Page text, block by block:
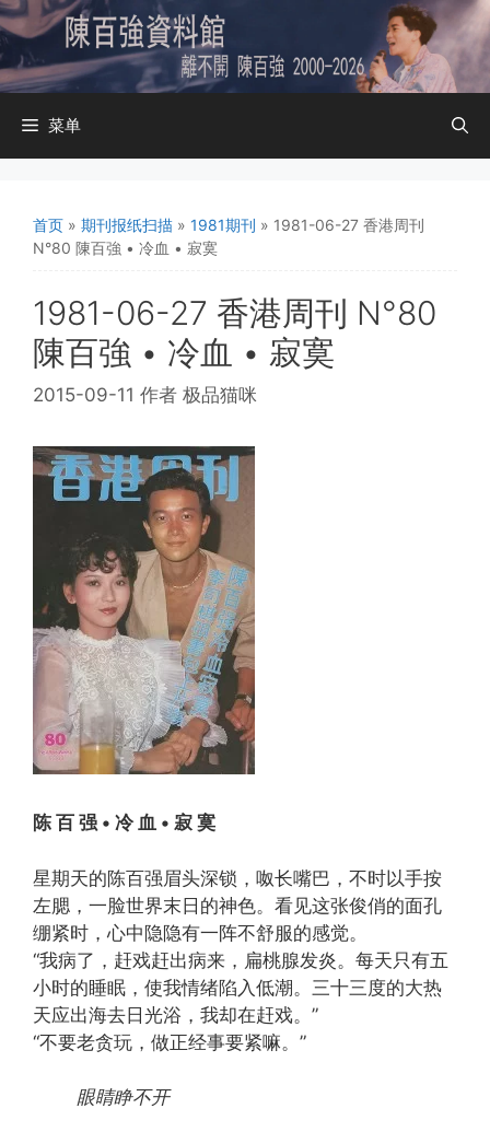
跳
至
内
容
菜单
首页 » 期刊报纸扫描 » 1981期刊 » 1981-06-27 香港周刊
N°80 陳百強 • 冷血 • 寂寞
1981-06-27 香港周刊 N°80
陳百強 • 冷血 • 寂寞
2015-09-11 作者 极品猫咪
陈 百 强 • 冷 血 • 寂 寞
星期天的陈百强眉头深锁，呶长嘴巴，不时以手按
左腮，一脸世界末日的神色。看见这张俊俏的面孔
绷紧时，心中隐隐有一阵不舒服的感觉。
“我病了，赶戏赶出病来，扁桃腺发炎。每天只有五
小时的睡眠，使我情绪陷入低潮。三十三度的大热
天应出海去日光浴，我却在赶戏。”
“不要老贪玩，做正经事要紧嘛。”
眼睛睁不开